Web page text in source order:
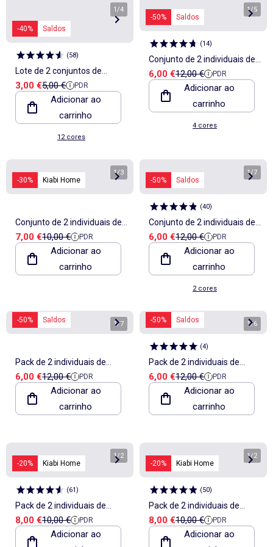
-40% Saldos
1 /4
(58)
Lote de 2 conjuntos de
mesa/guardanapos 2 em 1
lisos (32x40 cm) - Kiabi
Home
Preço de venda
3,00 €Preço de referência
5,00 € PDR
Adicionar ao
carrinho
12 cores
-50% Saldos
1/5
(14)
Conjunto de 2 individuais de
mesa com estampado - Kiabi
Home
Preço de venda
6,00 €Preço de referência
12,00 € PDR
Adicionar ao
carrinho
4 cores
-30% Kiabi Home
1/3
Conjunto de 2 individuais de
mesa floridos (32x45 cm) -
Kiabi Home
Preço de venda
7,00 €Preço de referência
10,00 € PDR
Adicionar ao
carrinho
-50% Saldos
1/7
(40)
Conjunto de 2 individuais de
mesa com padrão
axadrezado
Preço de venda
6,00 €Preço de referência
12,00 € PDR
Adicionar ao
carrinho
2 cores
-50% Saldos 1/7
Pack de 2 individuais de
mesa
Preço de venda
6,00 €Preço de referência
12,00 € PDR
Adicionar ao
carrinho
-50% Saldos 1/6
(4)
Pack de 2 individuais de
mesa
Preço de venda
6,00 €Preço de referência
12,00 € PDR
Adicionar ao
carrinho
-20% Kiabi Home
1/2
(61)
Pack de 2 individuais de
mesa 30 x 45 cm - Kiabi
Home
Preço de venda
8,00 €Preço de referência
10,00 € PDR
Adicionar ao
-20% Kiabi Home
1/2
(50)
Pack de 2 individuais de
mesa 30 x 45 cm - Kiabi
Home
Preço de venda
8,00 €Preço de referência
10,00 € PDR
Adicionar ao